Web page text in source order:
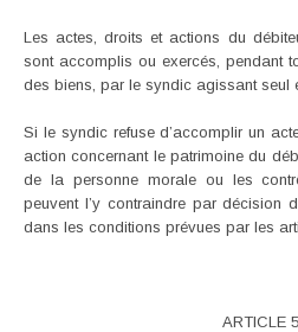
Les actes, droits et actions du
sont accomplis ou exercés, pendant
des biens, par le syndic agissant seul
Si le syndic refuse d’accomplir un
action concernant le patrimoine du
de la personne morale ou les
peuvent l’y contraindre par décision
dans les conditions prévues par les
ARTICLE